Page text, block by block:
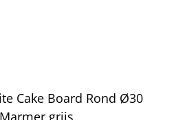
Cake Board Rond Ø30
grijs